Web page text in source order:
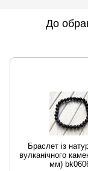
До
Браслет із
вулканічного
мм)